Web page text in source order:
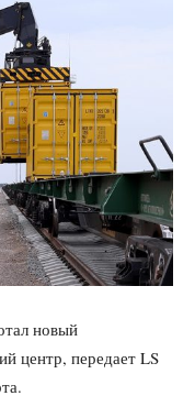
новый
центр, передает LS